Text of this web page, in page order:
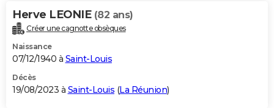
Herve LEONIE (82 ans)
Créer une cagnotte obsèques
Naissance
07/12/1940 à Saint-Louis
Décès
19/08/2023 à Saint-Louis (La Réunion)